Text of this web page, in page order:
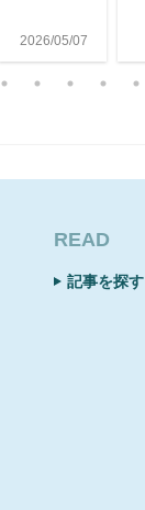
2026/05/07
READ
記事を探す